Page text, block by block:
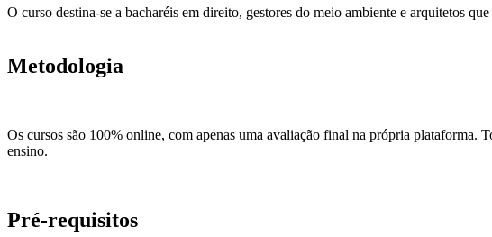
O curso destina-se a bacharéis em direito, gestores do meio ambiente e arquitetos
Metodologia
Os cursos são 100% online, com apenas uma avaliação final na própria
ensino.
Pré-requisitos